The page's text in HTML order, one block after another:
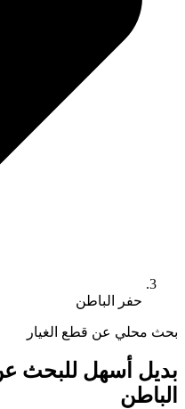
حفر الباطن
بحث محلي عن قطع الغيار
بديل أسهل للبحث
الباطن